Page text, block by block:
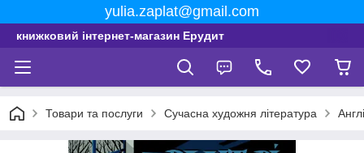
yulia.zaplat@gmail.com
книжковий інтернет-магазин Ерудит
Товари та послуги Сучасна художня література